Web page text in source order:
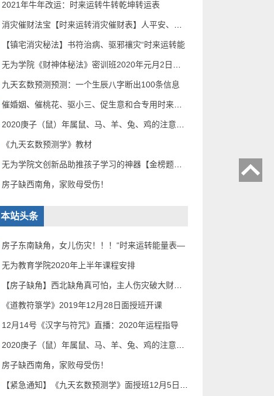
2021年牛年改运：时来运转牛转乾坤转运表
【镇宅消灾秘法】书符治病、驱邪禳灾“时来运转能
九天玄数预测预测：一个生辰八字断出100条信息
《九天玄数预测学》教材
房子缺西南角，家败母受伤！
本站头条
房子东南缺角，女儿伤灾！！！“时来运转能量表—
无为教育学院2020年上半年课程安排
《道教符箓学》2019年12月28日面授班开课
12月14号《汉字与符咒》直播：2020年运程指导
房子缺西南角，家败母受伤！